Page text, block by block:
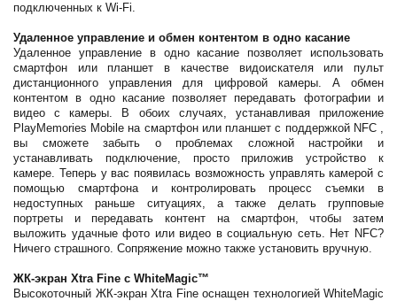
подключенных к Wi-Fi.
Удаленное управление и обмен контентом в одно касание
Удаленное управление в одно касание позволяет использовать
смартфон или планшет в качестве видоискателя или пульт
дистанционного управления для цифровой камеры. А обмен
контентом в одно касание позволяет передавать фотографии и
видео с камеры. В обоих случаях, устанавливая приложение
PlayMemories Mobile на смартфон или планшет с поддержкой NFC ,
вы сможете забыть о проблемах сложной настройки и
устанавливать подключение, просто приложив устройство к
камере. Теперь у вас появилась возможность управлять камерой с
помощью смартфона и контролировать процесс съемки в
недоступных раньше ситуациях, а также делать групповые
портреты и передавать контент на смартфон, чтобы затем
выложить удачные фото или видео в социальную сеть. Нет NFC?
Ничего страшного. Сопряжение можно также установить вручную.
ЖК-экран Xtra Fine с WhiteMagic™
Высокоточный ЖК-экран Xtra Fine оснащен технологией WhiteMagic